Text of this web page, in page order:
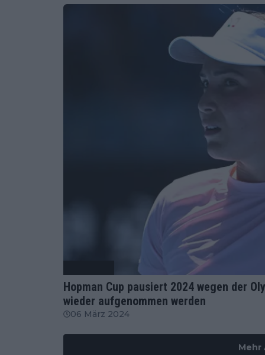
Hopman Cup pausiert 2024 wegen der
wieder aufgenommen werden
06 März 2024
Mehr